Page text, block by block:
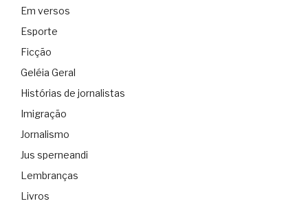
Em versos
Esporte
Ficção
Geléia Geral
Histórias de jornalistas
Imigração
Jornalismo
Jus sperneandi
Lembranças
Livros